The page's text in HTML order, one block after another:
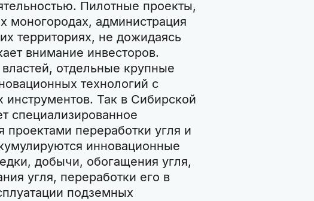
Пилотные проекты,
моногородах, администрация
территориях, не дожидаясь
внимание инвесторов.
отдельные крупные
технологий с
Так в Сибирской
специализированное
переработки угля и
инновационные
добычи, обогащения угля,
угля, переработки его в
подземных